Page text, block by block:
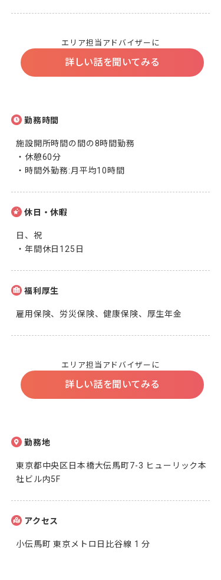
エリア担当アドバイザーに
詳しい話を聞いてみる
勤務時間
施設開所時間の間の8時間勤務
・休憩60分
・時間外勤務:月平均10時間
休日・休暇
日、祝
・年間休日125日
福利厚生
雇用保険、労災保険、健康保険、厚生年金
エリア担当アドバイザーに
詳しい話を聞いてみる
勤務地
東京都中央区日本橋大伝馬町7-3 ヒューリック本
社ビル内5F
アクセス
小伝馬町 東京メトロ日比谷線 1 分